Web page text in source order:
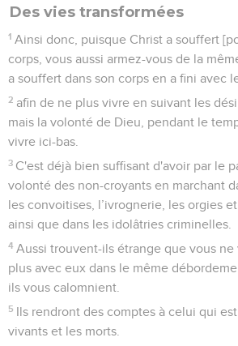
Des vies transformées
1 Ainsi donc, puisque Christ a souffert
corps, vous aussi armez-vous de la
a souffert dans son corps en a fini avec
2 afin de ne plus vivre en suivant les
mais la volonté de Dieu, pendant le
vivre ici-bas.
3 C'est déjà bien suffisant d'avoir par le
volonté des non-croyants en marchant
les convoitises, l’ivrognerie, les orgies
ainsi que dans les idolâtries criminelles.
4 Aussi trouvent-ils étrange que vous
plus avec eux dans le même
ils vous calomnient.
5 Ils rendront des comptes à celui qui
vivants et les morts.